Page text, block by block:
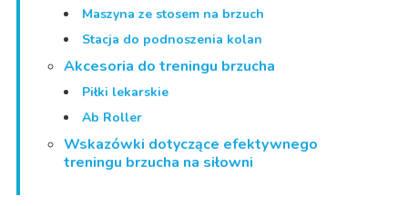
Maszyna ze stosem na brzuch
Stacja do podnoszenia kolan
Akcesoria do treningu brzucha
Piłki lekarskie
Ab Roller
Wskazówki dotyczące efektywnego
treningu brzucha na siłowni